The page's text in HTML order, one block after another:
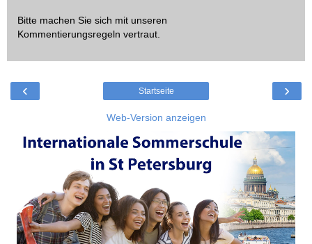
Bitte machen Sie sich mit unseren
Kommentierungsregeln vertraut.
‹ ›
Startseite
Web-Version anzeigen